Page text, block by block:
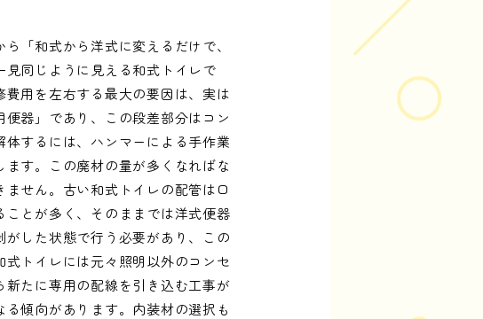
「和式から洋式に変えるだけで、
同じように見える和式トイレで
用を左右する最大の要因は、実は
器」であり、この段差部分はコン
するには、ハンマーによる手作業
す。この廃材の量が多くなればな
せん。古い和式トイレの配管は口
とが多く、そのままでは洋式便器
した状態で行う必要があり、この
トイレには元々照明以外のコンセ
たに専用の配線を引き込む工事が
傾向があります。内装材の選択も